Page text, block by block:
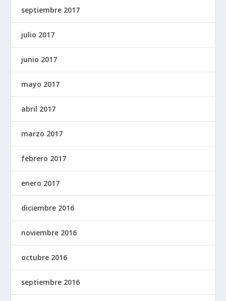
septiembre 2017
julio 2017
junio 2017
mayo 2017
abril 2017
marzo 2017
febrero 2017
enero 2017
diciembre 2016
noviembre 2016
octubre 2016
septiembre 2016